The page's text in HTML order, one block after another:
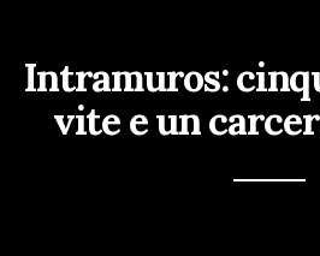
Intramuros:
vite e un